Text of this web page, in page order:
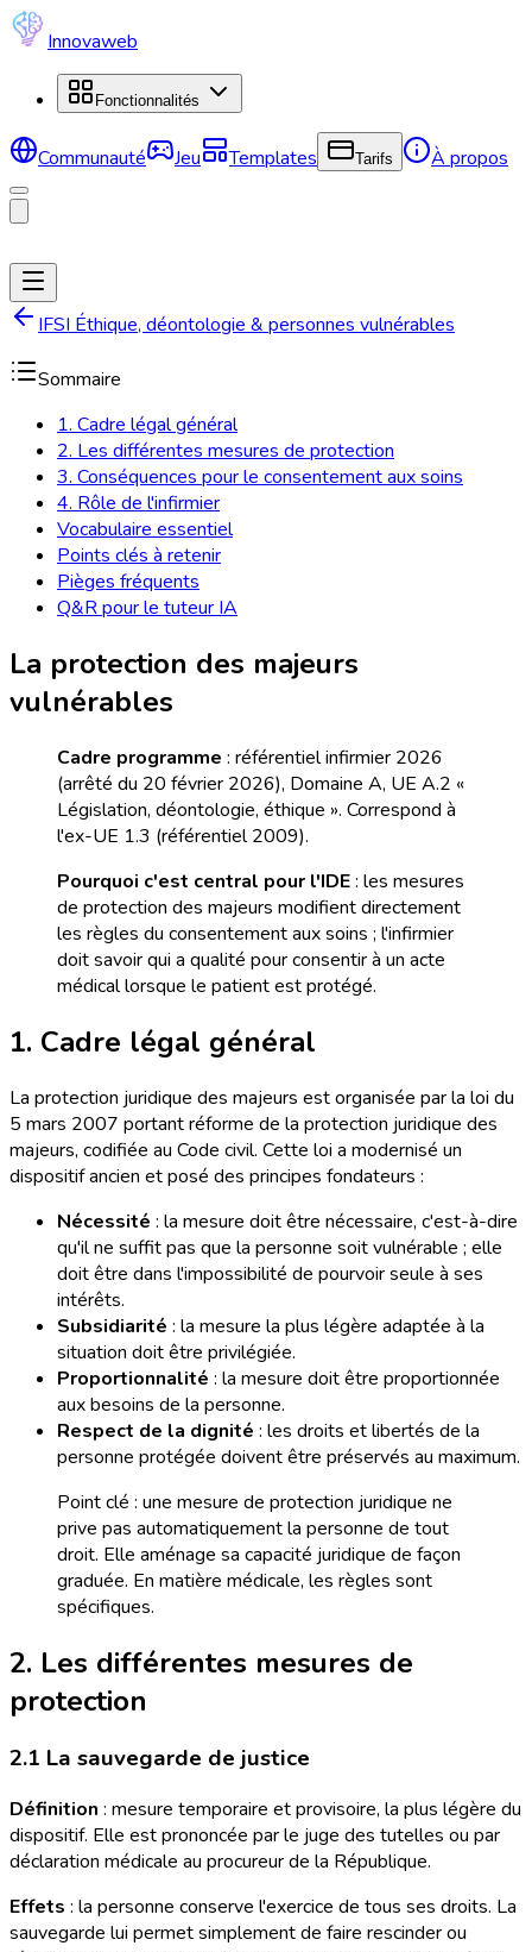
Innovaweb
Fonctionnalités
Communauté Jeu Templates Tarifs À propos
IFSI Éthique, déontologie & personnes vulnérables
Sommaire
1. Cadre légal général
2. Les différentes mesures de protection
3. Conséquences pour le consentement aux soins
4. Rôle de l'infirmier
Vocabulaire essentiel
Points clés à retenir
Pièges fréquents
Q&R pour le tuteur IA
La protection des majeurs
vulnérables
Cadre programme : référentiel infirmier 2026
(arrêté du 20 février 2026), Domaine A, UE A.2 «
Législation, déontologie, éthique ». Correspond à
l'ex-UE 1.3 (référentiel 2009).
Pourquoi c'est central pour l'IDE: les mesures
de protection des majeurs modifient directement
les règles du consentement aux soins ; l'infirmier
doit savoir qui a qualité pour consentir à un acte
médical lorsque le patient est protégé.
1. Cadre légal général
La protection juridique des majeurs est organisée par la loi du
5 mars 2007 portant réforme de la protection juridique des
majeurs, codifiée au Code civil. Cette loi a modernisé un
dispositif ancien et posé des principes fondateurs :
Nécessité : la mesure doit être nécessaire, c'est-à-dire
qu'il ne suffit pas que la personne soit vulnérable ; elle
doit être dans l'impossibilité de pourvoir seule à ses
intérêts.
Subsidiarité : la mesure la plus légère adaptée à la
situation doit être privilégiée.
Proportionnalité : la mesure doit être proportionnée
aux besoins de la personne.
Respect de la dignité : les droits et libertés de la
personne protégée doivent être préservés au maximum.
Point clé : une mesure de protection juridique ne
prive pas automatiquement la personne de tout
droit. Elle aménage sa capacité juridique de façon
graduée. En matière médicale, les règles sont
spécifiques.
2. Les différentes mesures de
protection
2.1 La sauvegarde de justice
Définition : mesure temporaire et provisoire, la plus légère du
dispositif. Elle est prononcée par le juge des tutelles ou par
déclaration médicale au procureur de la République.
Effets : la personne conserve l'exercice de tous ses droits. La
sauvegarde lui permet simplement de faire rescinder ou